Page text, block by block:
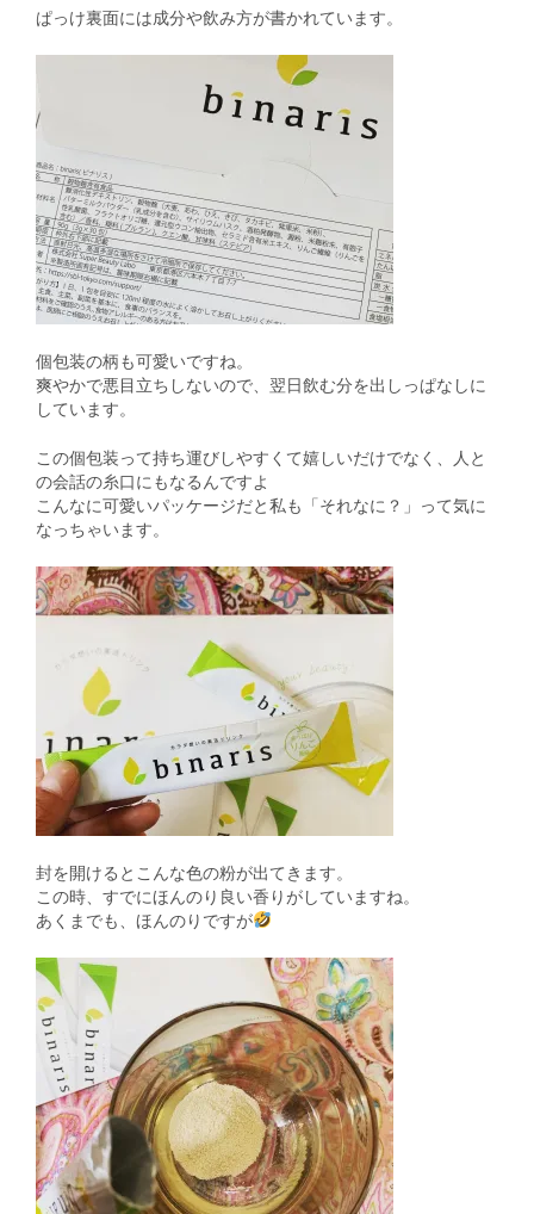
ぱっけ裏面には成分や飲み方が書かれています。
個包装の柄も可愛いですね。
爽やかで悪目立ちしないので、翌日飲む分を出しっぱなしに
しています。
この個包装って持ち運びしやすくて嬉しいだけでなく、人と
の会話の糸口にもなるんですよ
こんなに可愛いパッケージだと私も「それなに？」って気に
なっちゃいます。
封を開けるとこんな色の粉が出てきます。
この時、すでにほんのり良い香りがしていますね。
あくまでも、ほんのりですが